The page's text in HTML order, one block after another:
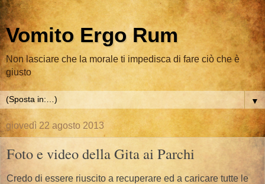
Vomito Ergo Rum
Non lasciare che la morale ti impedisca di fare ciò che è
giusto
▼
giovedì 22 agosto 2013
Foto e video della Gita ai Parchi
Credo di essere riuscito a recuperare ed a caricare tutte le